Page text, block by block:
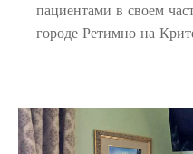
пациентами в своем
городе Ретимно на